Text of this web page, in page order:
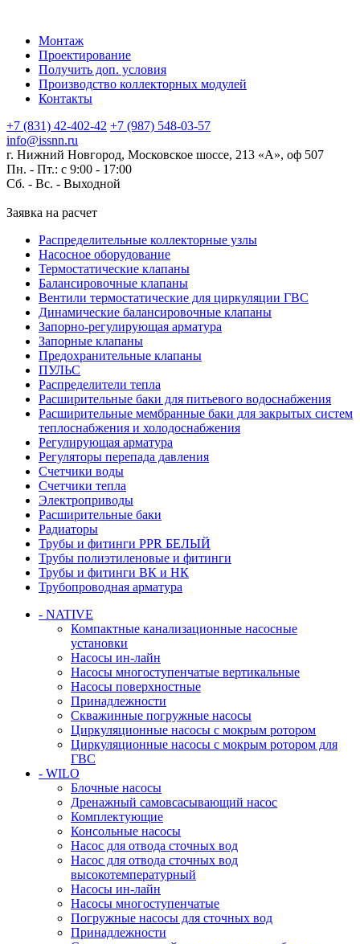
Монтаж
Проектирование
Получить доп. условия
Производство коллекторных модулей
Контакты
+7 (831) 42-402-42 +7 (987) 548-03-57
info@issnn.ru
г. Нижний Новгород, Московское шоссе, 213 «А», оф 507
Пн. - Пт.: с 9:00 - 17:00
Сб. - Вс. - Выходной
Заявка на расчет
Распределительные коллекторные узлы
Насосное оборудование
Термостатические клапаны
Балансировочные клапаны
Вентили термостатические для циркуляции ГВС
Динамические балансировочные клапаны
Запорно-регулирующая арматура
Запорные клапаны
Предохранительные клапаны
ПУЛЬС
Распределители тепла
Расширительные баки для питьевого водоснабжения
Расширительные мембранные баки для закрытых систем
теплоснабжения и холодоснабжения
Регулирующая арматура
Регуляторы перепада давления
Счетчики воды
Счетчики тепла
Электроприводы
Расширительные баки
Радиаторы
Трубы и фитинги PPR БЕЛЫЙ
Трубы полиэтиленовые и фитинги
Трубы и фитинги ВК и НК
Трубопроводная арматура
- NATIVE
Компактные канализационные насосные
установки
Насосы ин-лайн
Насосы многоступенчатые вертикальные
Насосы поверхностные
Принадлежности
Скважинные погружные насосы
Циркуляционные насосы с мокрым ротором
Циркуляционные насосы с мокрым ротором для
ГВС
- WILO
Блочные насосы
Дренажный самовсасывающий насос
Комплектующие
Консольные насосы
Насос для отвода сточных вод
Насос для отвода сточных вод
высокотемпературный
Насосы ин-лайн
Насосы многоступенчатые
Погружные насосы для сточных вод
Принадлежности